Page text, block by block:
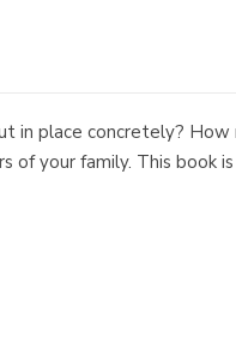
in place concretely?
of your family. This book